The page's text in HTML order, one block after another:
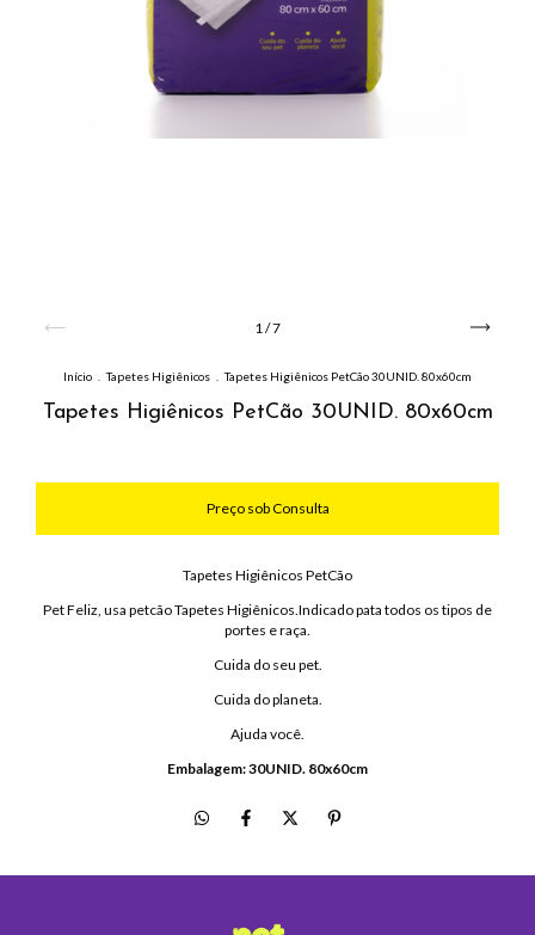
1 /7
Início Tapetes Higiênicos Tapetes Higiênicos PetCão 30UNID. 80x60cm
Tapetes Higiênicos PetCão 30UNID. 80x60cm
Tapetes Higiênicos PetCão
Pet Feliz, usa petcão Tapetes Higiênicos.Indicado pata todos os tipos de
portes e raça.
Cuida do seu pet.
Cuida do planeta.
Ajuda você.
Embalagem: 30UNID. 80x60cm